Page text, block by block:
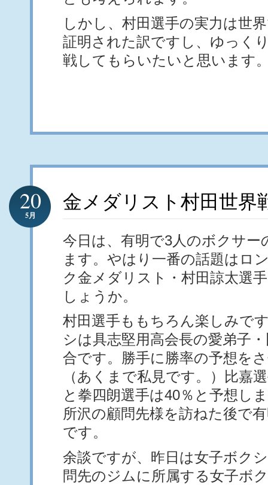
しかし、村田選手の実力は世
証明された訳ですし、ゆっく
戦してもらいたいと思います
金メダリスト村田世界
20
5月
今日は、有明で3人のボクサー
ます。やはり一番の話題はロ
ク金メダリスト・村田諒太選
しょうか。
村田選手ももちろん楽しみで
シは具志堅用高会長の愛弟子
合です。勝手に勝率の予想を
（あくまで私見です。）比嘉
と拳四朗選手は40％と予想し
所沢の顧問先様を訪ねた後で
です。
余談ですが、昨日は女子ボク
問先のジムに所属する女子ボ